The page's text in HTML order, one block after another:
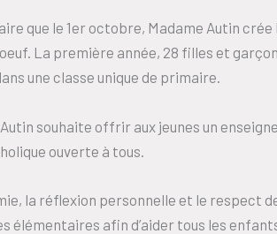
que le 1er octobre, Madame Autin crée
La première année, 28 filles et
une classe unique de primaire.
souhaite offrir aux jeunes un
ouverte à tous.
la réflexion personnelle et le respect
afin d’aider tous les